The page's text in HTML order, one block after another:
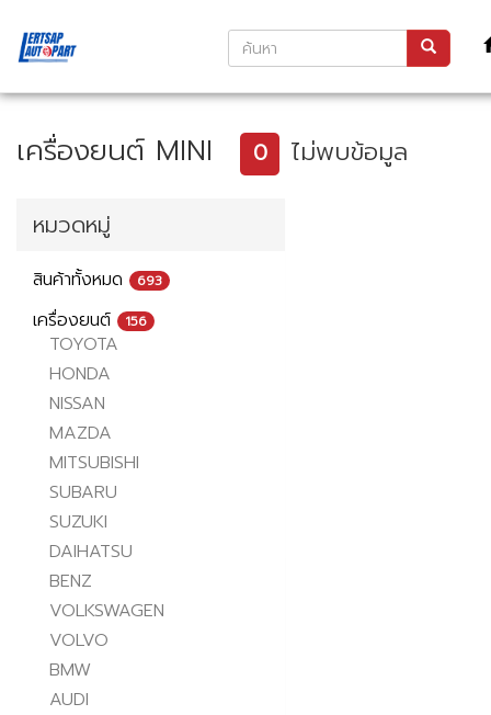
เครื่องยนต์ MINI 0 ไม่พบข้อมูล
หมวดหมู่
สินค้าทั้งหมด 693
เครื่องยนต์ 156
TOYOTA
HONDA
NISSAN
MAZDA
MITSUBISHI
SUBARU
SUZUKI
DAIHATSU
BENZ
VOLKSWAGEN
VOLVO
BMW
AUDI